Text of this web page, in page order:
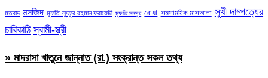
মতবাদ মসজিদ মুফতি লুৎফুর রহমান ফরায়েজী মুফতি মনসুর রোযা সমসাময়িক মাসআলা সুখী দাম্পত্যের
চাবিকাঠি স্বামী-স্ত্রী
» মাদরাসা খাতুনে জান্নাত (রা.) সংক্রান্ত সকল তথ্য